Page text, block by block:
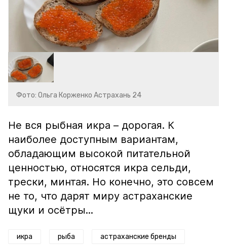
Фото: Ольга Корженко Астрахань 24
Не вся рыбная икра – дорогая. К
наиболее доступным вариантам,
обладающим высокой питательной
ценностью, относятся икра сельди,
трески, минтая. Но конечно, это совсем
не то, что дарят миру астраханские
щуки и осётры...
икра рыба астраханские бренды